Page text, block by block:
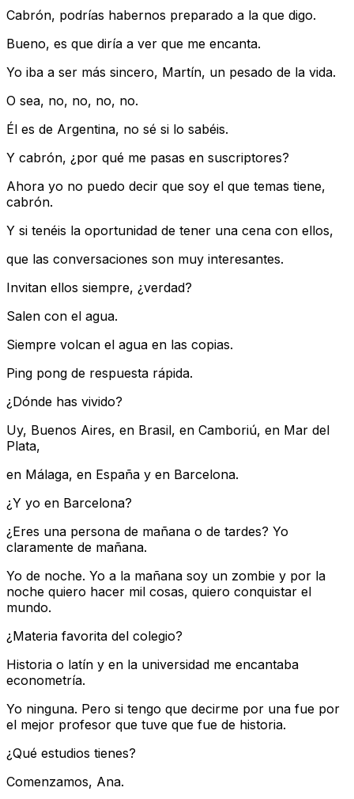
Cabrón, podrías habernos preparado a la que digo.
Bueno, es que diría a ver que me encanta.
Yo iba a ser más sincero, Martín, un pesado de la vida.
O sea, no, no, no, no.
Él es de Argentina, no sé si lo sabéis.
Y cabrón, ¿por qué me pasas en suscriptores?
Ahora yo no puedo decir que soy el que temas tiene,
cabrón.
Y si tenéis la oportunidad de tener una cena con ellos,
que las conversaciones son muy interesantes.
Invitan ellos siempre, ¿verdad?
Salen con el agua.
Siempre volcan el agua en las copias.
Ping pong de respuesta rápida.
¿Dónde has vivido?
Uy, Buenos Aires, en Brasil, en Camboriú, en Mar del
Plata,
en Málaga, en España y en Barcelona.
¿Y yo en Barcelona?
¿Eres una persona de mañana o de tardes? Yo
claramente de mañana.
Yo de noche. Yo a la mañana soy un zombie y por la
noche quiero hacer mil cosas, quiero conquistar el
mundo.
¿Materia favorita del colegio?
Historia o latín y en la universidad me encantaba
econometría.
Yo ninguna. Pero si tengo que decirme por una fue por
el mejor profesor que tuve que fue de historia.
¿Qué estudios tienes?
Comenzamos, Ana.